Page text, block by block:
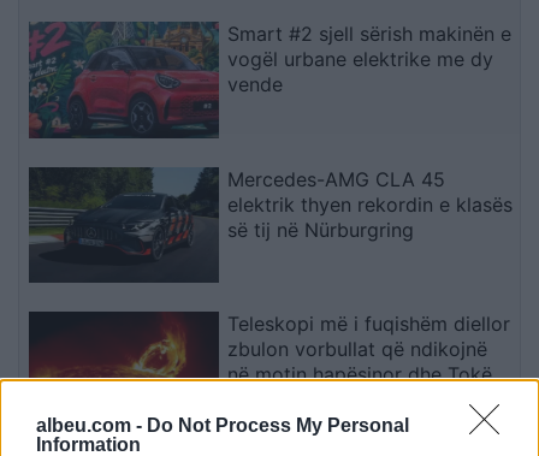
albeu.com - Do Not Process My Personal
Information
Smart #2 sjell sërish makinën e
vogël urbane elektrike me dy
vende
Mercedes-AMG CLA 45
elektrik thyen rekordin e klasës
së tij në Nürburgring
Teleskopi më i fuqishëm diellor
zbulon vorbullat që ndikojnë
në motin hapësinor dhe Tokë